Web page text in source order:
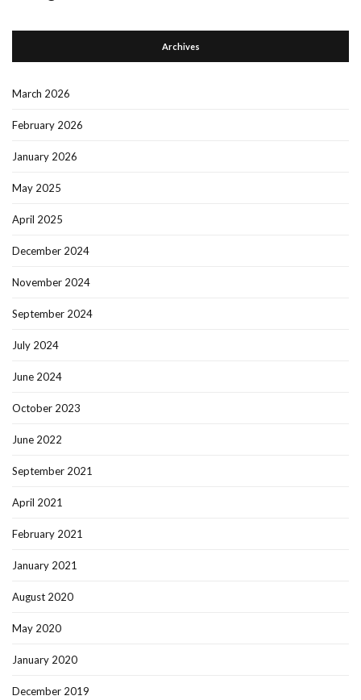
Archives
March 2026
February 2026
January 2026
May 2025
April 2025
December 2024
November 2024
September 2024
July 2024
June 2024
October 2023
June 2022
September 2021
April 2021
February 2021
January 2021
August 2020
May 2020
January 2020
December 2019